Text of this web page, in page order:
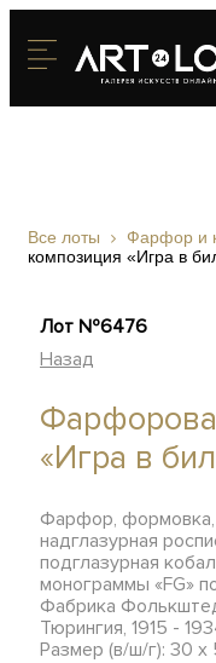
Все лоты Фарфор и
композиция «Игра в
Лот №6476
Назад
«Игра в
Фарфор, формовка,
надглазурная
подглазурная
монограммы «FG»
Фабрика
Тюрингия, 1915 -
Размер (в/ш/г): 30 х